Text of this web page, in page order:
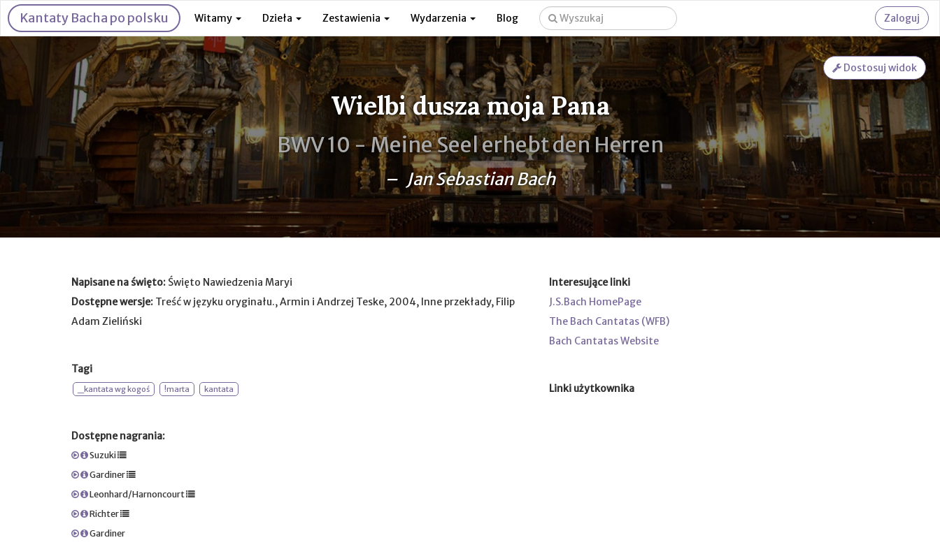
Kantaty Bacha po polsku Witamy Dzieła Zestawienia Wydarzenia Blog Zaloguj
Wielbi dusza moja Pana
BWV 10 -Meine Seel erhebt den Herren
– Jan Sebastian Bach
Napisane na święto: Święto Nawiedzenia Maryi
Dostępne wersje: Treść w języku oryginału., Armin i Andrzej Teske, 2004, Inne przekłady, Filip
Adam Zieliński
Tagi
_kantata wg kogoś !marta kantata
Dostępne nagrania:
Suzuki
Gardiner
Leonhard/Harnoncourt
Richter
Gardiner
Interesujące linki
J.S.Bach HomePage
The Bach Cantatas (WFB)
Bach Cantatas Website
Linki użytkownika
Dostosuj widok